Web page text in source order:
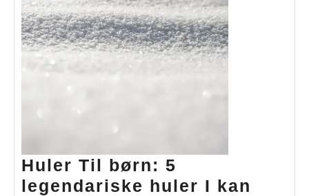
Huler Til børn: 5
legendariske huler I kan